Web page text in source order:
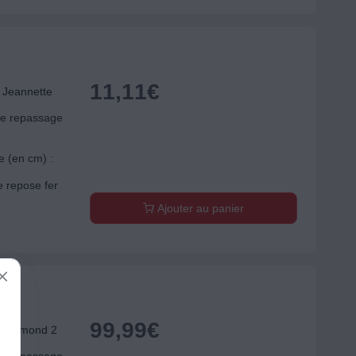
repassage
(en cm) :
repose fer
11,11€
Ajouter au panier
Diamond 2
99,99€